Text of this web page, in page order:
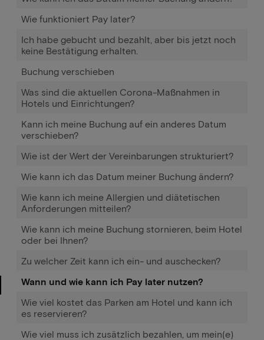
Wie funktioniert Pay later?
Ich habe gebucht und bezahlt, aber bis jetzt noch
keine Bestätigung erhalten.
Buchung verschieben
Was sind die aktuellen Corona-Maßnahmen in
Hotels und Einrichtungen?
Kann ich meine Buchung auf ein anderes Datum
verschieben?
Wie ist der Wert der Vereinbarungen strukturiert?
Wie kann ich das Datum meiner Buchung ändern?
Wie kann ich meine Allergien und diätetischen
Anforderungen mitteilen?
Wie kann ich meine Buchung stornieren, beim Hotel
oder bei Ihnen?
Zu welcher Zeit kann ich ein- und auschecken?
Wann und wie kann ich Pay later nutzen?
Wie viel kostet das Parken am Hotel und kann ich
es reservieren?
Wie viel muss ich zusätzlich bezahlen, um mein(e)